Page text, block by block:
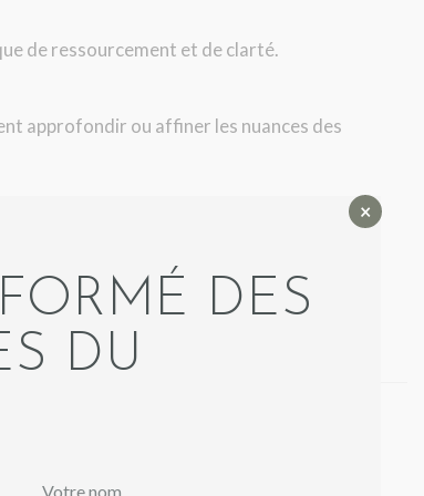
de ressourcement et de clarté.
approfondir ou affiner les nuances des
de repos profond.
retour à l’essentiel.
et propriétaire du Couvent et Cie.
DES
DU
×